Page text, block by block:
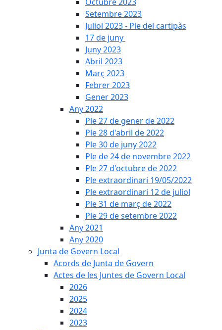
Setembre 2023
Juliol 2023 - Ple del cartipàs
17 de juny
Juny 2023
Abril 2023
Març 2023
Febrer 2023
Gener 2023
Any 2022
Ple 27 de gener de 2022
Ple 28 d'abril de 2022
Ple 30 de juny 2022
Ple de 24 de novembre 2022
Ple 27 d'octubre de 2022
Ple extraordinari 19/05/2022
Ple extraordinari 12 de juliol
Ple 31 de març de 2022
Ple 29 de setembre 2022
Any 2021
Any 2020
Junta de Govern Local
Acords de Junta de Govern
Actes de les Juntes de Govern Local
2026
2025
2024
2023